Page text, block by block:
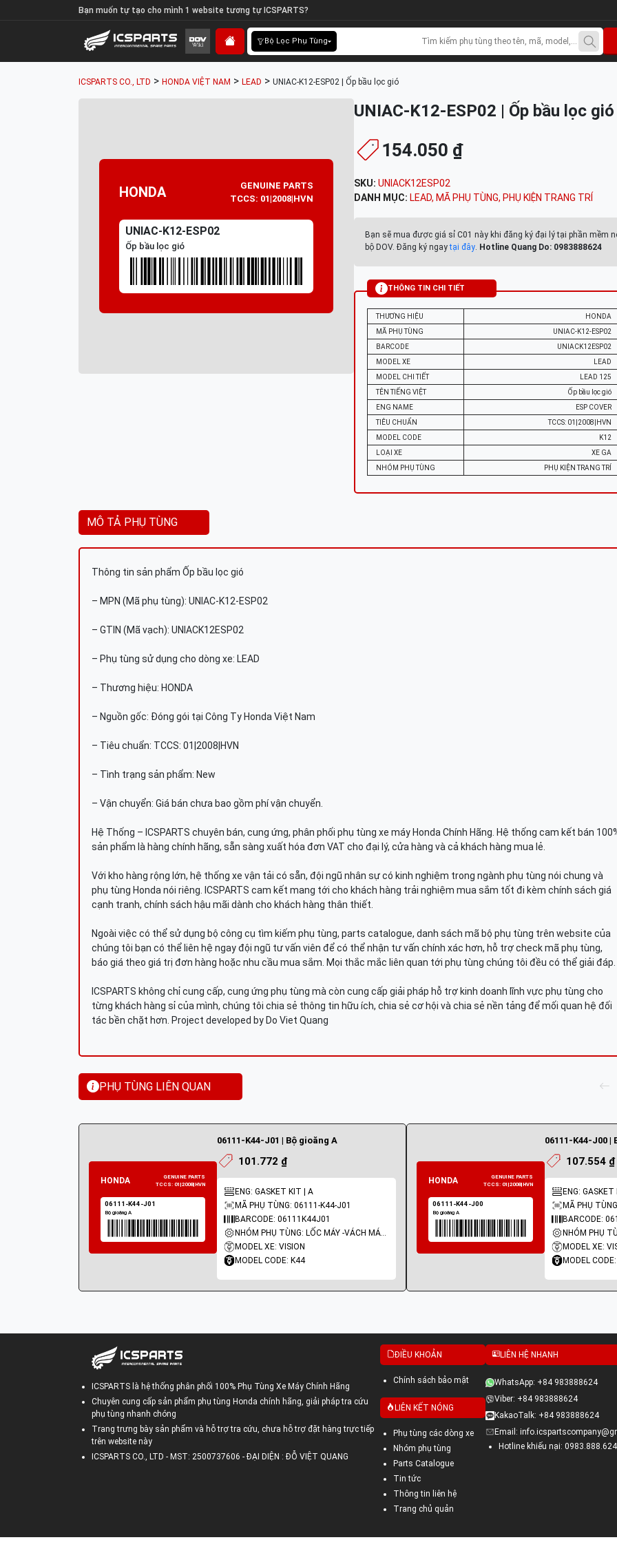
Bạn muốn tự tạo cho mình 1 website tương tự ICSPARTS?
Bộ Lọc Phụ Tùng
ICSPARTS CO., LTD > HONDA VIỆT NAM > LEAD > UNIAC-K12-ESP02 | Ốp bầu lọc gió
HONDA
GENUINE PARTS
TCCS: 01|2008|HVN
UNIAC-K12-ESP02
Ốp bầu lọc gió
UNIAC-K12-ESP02 | Ốp bầu lọc gió
154.050 ₫
SKU: UNIACK12ESP02
DANH MỤC: LEAD, MÃ PHỤ TÙNG, PHỤ KIỆN TRANG TRÍ
Bạn sẽ mua được giá sỉ C01 này khi đăng ký đại lý tại phần mềm
bộ DOV. Đăng ký ngaytại đây. Hotline Quang Do: 0983888624
THÔNG TIN CHI TIẾT
THƯƠNG HIỆU
HONDA
MÃ PHỤ TÙNG
UNIAC-K12-ESP02
BARCODE
UNIACK12ESP02
MODEL XE
LEAD
MODEL CHI TIẾT
LEAD 125
TÊN TIẾNG VIỆT
Ốp bầu lọc gió
ENG NAME
ESP COVER
TIÊU CHUẨN
TCCS: 01|2008|HVN
MODEL CODE
K12
LOẠI XE
XE GA
NHÓM PHỤ TÙNG
PHỤ KIỆN TRANG TRÍ
MÔ TẢ PHỤ TÙNG
Thông tin sản phẩm Ốp bầu lọc gió
– MPN (Mã phụ tùng): UNIAC-K12-ESP02
– GTIN (Mã vạch): UNIACK12ESP02
– Phụ tùng sử dụng cho dòng xe: LEAD
– Thương hiệu: HONDA
– Nguồn gốc: Đóng gói tại Công Ty Honda Việt Nam
– Tiêu chuẩn: TCCS: 01|2008|HVN
– Tình trạng sản phẩm: New
– Vận chuyển: Giá bán chưa bao gồm phí vận chuyển.
Hệ Thống – ICSPARTS chuyên bán, cung ứng, phân phối phụ tùng xe máy Honda Chính Hãng. Hệ thống cam kết bán
sản phẩm là hàng chính hãng, sẵn sàng xuất hóa đơn VAT cho đại lý, cửa hàng và cả khách hàng mua lẻ.
Với kho hàng rộng lớn, hệ thống xe vận tải có sẵn, đội ngũ nhân sự có kinh nghiệm trong ngành phụ tùng nói chung và
phụ tùng Honda nói riêng. ICSPARTS cam kết mang tới cho khách hàng trải nghiệm mua sắm tốt đi kèm chính sách giá
cạnh tranh, chính sách hậu mãi dành cho khách hàng thân thiết.
Ngoài việc có thể sử dụng bộ công cụ tìm kiếm phụ tùng, parts catalogue, danh sách mã bộ phụ tùng trên website của
chúng tôi bạn có thể liên hệ ngay đội ngũ tư vấn viên để có thể nhận tư vấn chính xác hơn, hỗ trợ check mã phụ tùng,
báo giá theo giá trị đơn hàng hoặc nhu cầu mua sắm. Mọi thắc mắc liên quan tới phụ tùng chúng tôi đều có thể giải đáp.
ICSPARTS không chỉ cung cấp, cung ứng phụ tùng mà còn cung cấp giải pháp hỗ trợ kinh doanh lĩnh vực phụ tùng cho
từng khách hàng sỉ của mình, chúng tôi chia sẻ thông tin hữu ích, chia sẻ cơ hội và chia sẻ nền tảng để mối quan hệ đối
tác bền chặt hơn. Project developed by Do Viet Quang
PHỤ TÙNG LIÊN QUAN
06111-K44-J01 | Bộ gioăng A
101.772 ₫
ENG: GASKET KIT | A
MÃ PHỤ TÙNG: 06111-K44-J01
BARCODE: 06111K44J01
NHÓM PHỤ TÙNG: LỐC MÁY -VÁCH MÁY - GIOĂNG MÁY
MODEL XE: VISION
MODEL CODE: K44
06111-K44-J00 |
107.554 ₫
ENG: GASKET
MÃ PHỤ
BARCODE:
MODEL XE:
MODEL
ICSPARTS là hệ thống phân phối 100% Phụ Tùng Xe Máy Chính Hãng
Chuyên cung cấp sản phẩm phụ tùng Honda chính hãng, giải pháp tra cứu
phụ tùng nhanh chóng
Trang trưng bày sản phẩm và hỗ trợ tra cứu, chưa hỗ trợ đặt hàng trực tiếp
trên website này
ICSPARTS CO., LTD - MST: 2500737606 - ĐẠI DIỆN : ĐỖ VIỆT QUANG
ĐIỀU KHOẢN
Chính sách bảo mật
LIÊN KẾT NÓNG
Phụ tùng các dòng xe
Nhóm phụ tùng
Parts Catalogue
Tin tức
Thông tin liên hệ
Trang chủ quản
LIÊN HỆ NHANH
WhatsApp: +84 983888624
Viber: +84 983888624
KakaoTalk: +84 983888624
Email:
Hotline khiếu nại: 0983.888.624